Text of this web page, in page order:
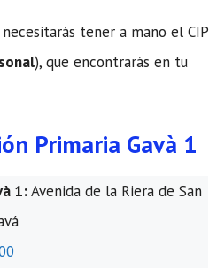
tener a mano el CIP
), que encontrarás en tu
Primaria Gavà 1
1:Avenida de la Riera de San